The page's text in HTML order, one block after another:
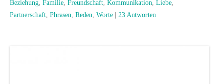
Beziehung, Familie, Freundschaft, Kommunikation, Liebe,
Partnerschaft, Phrasen, Reden, Worte 23 Antworten